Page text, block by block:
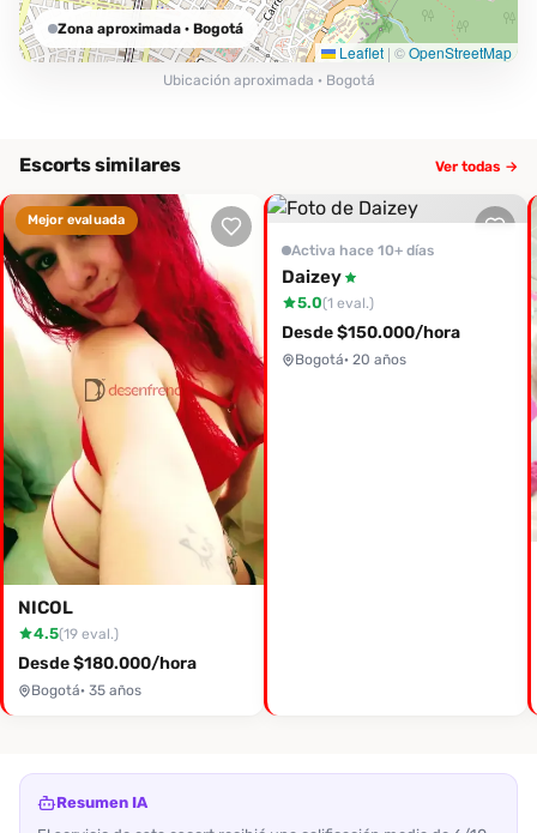
Leaflet | ©OpenStreetMap
Zona aproximada · Bogotá
Ubicación aproximada · Bogotá
Escorts similares Ver todas →
Mejor evaluada
NICOL
4.5(19 eval.)
Desde $180.000/hora
Bogotá· 35 años
Activa hace 10+ días
Daizey
5.0(1 eval.)
Desde $150.000/hora
Bogotá· 20 años
Resumen IA